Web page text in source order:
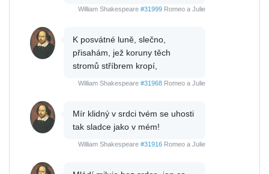
William Shakespeare #31999 Romeo a Julie
K posvátné luně, slečno,
přisahám, jež koruny těch
stromů stříbrem kropí,
William Shakespeare #31968 Romeo a Julie
Mír klidný v srdci tvém se uhosti
tak sladce jako v mém!
William Shakespeare #31916 Romeo a Julie